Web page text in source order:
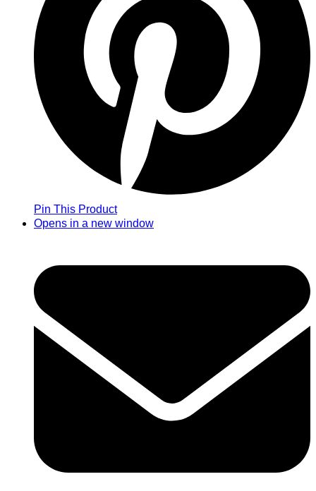
Pin This Product
Opens in a new window